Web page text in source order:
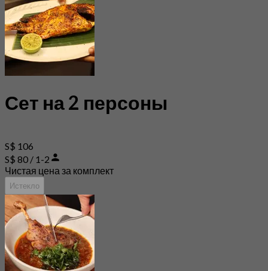
Сет на 2 персоны
S$ 106
S$ 80 / 1-2
Чистая цена за комплект
Истекло